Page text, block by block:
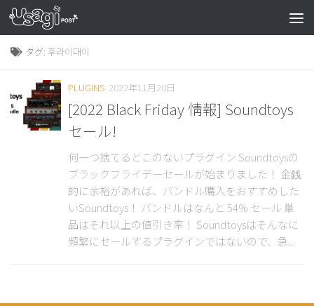
タグ:후라이대이
PLUGINS 2022年11月20日
[2022 Black Friday 情報] Soundtoys
セール!
何一つ捨てるとこのないプラグイン Soundtoysの
ブラックフライデーセールが始まりました！ 金銭
的に余裕があれば、バンドル購入をおすすめした
いSoundtoys！ バンドルはなんと 54% セール 単
品はそれ以上の値引き率！ Soundtoysはそんなに
頻繁にセールするプラグインではないので、急...